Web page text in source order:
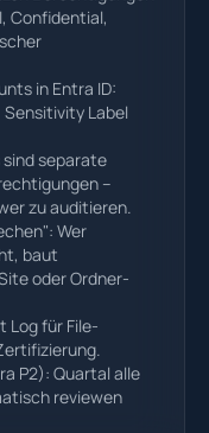
Confidential,
in Entra ID:
Label
sind separate
–
zu auditieren.
Wer
baut
oder Ordner-
Log für File-
P2): Quartal alle
reviewen